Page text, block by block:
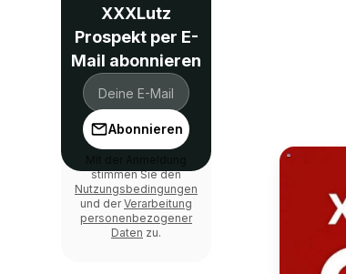
XXXLutz
Prospekt per E-
Mail abonnieren
Abonnieren
stimmen Sie den
Nutzungsbedingungen
und derVerarbeitung
personenbezogener
Daten zu.